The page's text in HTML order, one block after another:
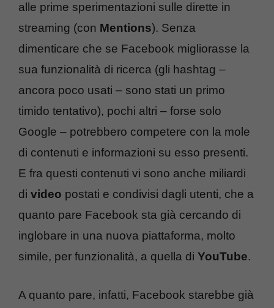
alle prime sperimentazioni sulle dirette in
streaming (con Mentions). Senza
dimenticare che se Facebook migliorasse la
sua funzionalità di ricerca (gli hashtag –
ancora poco usati – sono stati un primo
timido tentativo), pochi altri – forse solo
Google – potrebbero competere con la mole
di contenuti e informazioni su esso presenti.
E fra questi contenuti vi sono anche miliardi
di video postati e condivisi dagli utenti, che a
quanto pare Facebook sta già cercando di
inglobare in una nuova piattaforma, molto
simile, per funzionalità, a quella di YouTube.
A quanto pare, infatti, Facebook starebbe già